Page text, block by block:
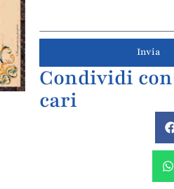
Invia
Condividi
cari